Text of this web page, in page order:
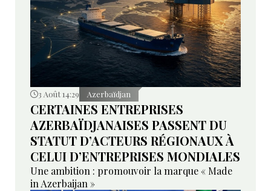
3 Août 14:29 Azerbaïdjan
CERTAINES ENTREPRISES
AZERBAÏDJANAISES PASSENT DU
STATUT D’ACTEURS RÉGIONAUX À
CELUI D’ENTREPRISES MONDIALES
Une ambition : promouvoir la marque « Made
in Azerbaijan »